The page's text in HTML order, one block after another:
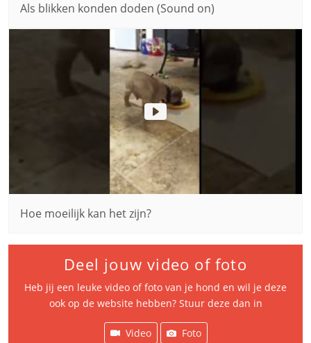
Als blikken konden doden (Sound on)
Hoe moeilijk kan het zijn?
Deel jouw video of foto
Heb jij een leuke video of foto van je hond en wil je deze
ook op de website hebben? Stuur deze dan in
Video Foto